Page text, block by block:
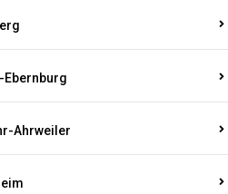
Ebernburg
Ahrweiler